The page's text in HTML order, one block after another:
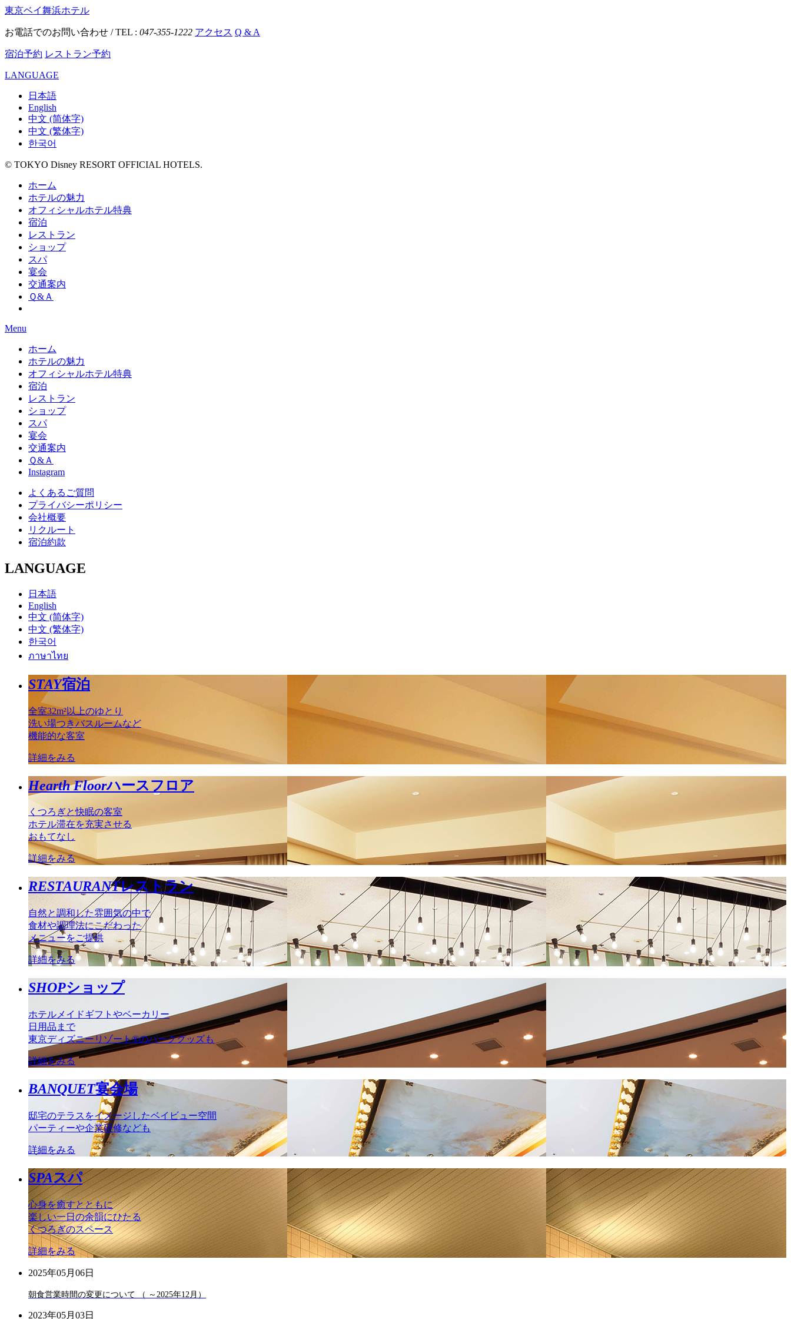
東京ベイ舞浜ホテル
お電話でのお問い合わせ / TEL : 047-355-1222 アクセス Q & A
宿泊予約 レストラン予約
LANGUAGE
日本語
English
中文 (简体字)
中文 (繁体字)
한국어
© TOKYO Disney RESORT OFFICIAL HOTELS.
ホーム
ホテルの魅力
オフィシャルホテル特典
宿泊
レストラン
ショップ
スパ
宴会
交通案内
Ｑ&Ａ
Menu
ホーム
ホテルの魅力
オフィシャルホテル特典
宿泊
レストラン
ショップ
スパ
宴会
交通案内
Ｑ&Ａ
Instagram
よくあるご質問
プライバシーポリシー
会社概要
リクルート
宿泊約款
LANGUAGE
日本語
English
中文 (简体字)
中文 (繁体字)
한국어
ภาษาไทย
STAY宿泊
全室32m²以上のゆとり
洗い場つきバスルームなど
機能的な客室
詳細をみる
Hearth Floorハースフロア
くつろぎと快眠の客室
ホテル滞在を充実させる
おもてなし
詳細をみる
RESTAURANTレストラン
自然と調和した雰囲気の中で
食材や調理法にこだわった
メニューをご提供
詳細をみる
SHOPショップ
ホテルメイドギフトやベーカリー
日用品まで
東京ディズニーリゾート®のパークグッズも
詳細をみる
BANQUET宴会場
邸宅のテラスをイメージしたベイビュー空間
パーティーや企業研修なども
詳細をみる
SPAスパ
心身を癒すとともに
楽しい一日の余韻にひたる
くつろぎのスペース
詳細をみる
2025年05月06日
朝食営業時間の変更について （ ～2025年12月）
2023年05月03日